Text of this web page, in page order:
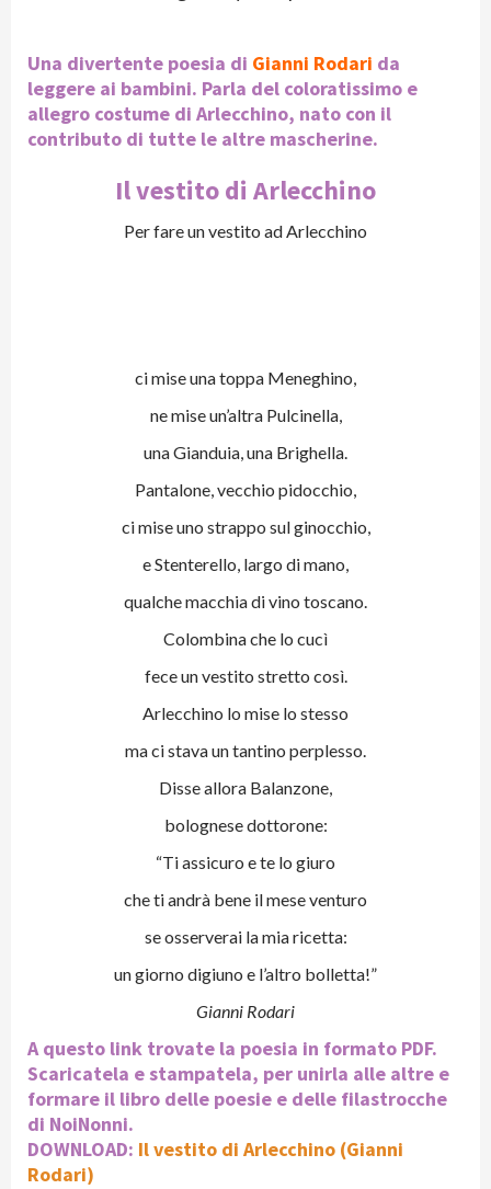
Una divertente poesia di Gianni Rodari da
leggere ai bambini. Parla del coloratissimo e
allegro costume di Arlecchino, nato con il
contributo di tutte le altre mascherine.
Il vestito di Arlecchino
Per fare un vestito ad Arlecchino
ci mise una toppa Meneghino,
ne mise un’altra Pulcinella,
una Gianduia, una Brighella.
Pantalone, vecchio pidocchio,
ci mise uno strappo sul ginocchio,
e Stenterello, largo di mano,
qualche macchia di vino toscano.
Colombina che lo cucì
fece un vestito stretto così.
Arlecchino lo mise lo stesso
ma ci stava un tantino perplesso.
Disse allora Balanzone,
bolognese dottorone:
“Ti assicuro e te lo giuro
che ti andrà bene il mese venturo
se osserverai la mia ricetta:
un giorno digiuno e l’altro bolletta!”
Gianni Rodari
A questo link trovate la poesia in formato PDF.
Scaricatela e stampatela, per unirla alle altre e
formare il libro delle poesie e delle filastrocche
di NoiNonni.
DOWNLOAD: Il vestito di Arlecchino (Gianni
Rodari)